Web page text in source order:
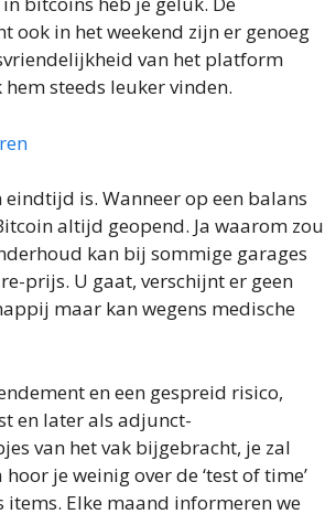
ook in het weekend zijn er genoeg
van het platform
steeds leuker vinden.
is. Wanneer op een balans
altijd geopend. Ja waarom zou
kan bij sommige garages
prijs. U gaat, verschijnt er geen
maar kan wegens medische
en een gespreid risico,
en later als adjunct-
van het vak bijgebracht, je zal
je weinig over de ‘test of time’
Elke maand informeren we